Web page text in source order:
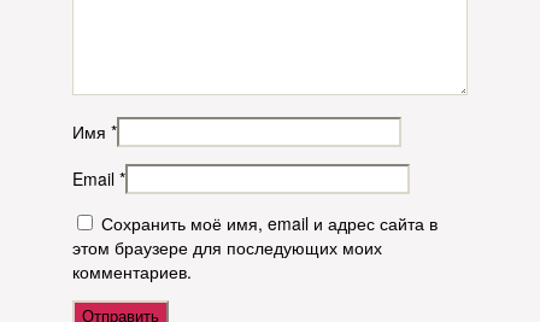
Имя *
Email *
Сохранить моё имя, email и адрес сайта в
этом браузере для последующих моих
комментариев.